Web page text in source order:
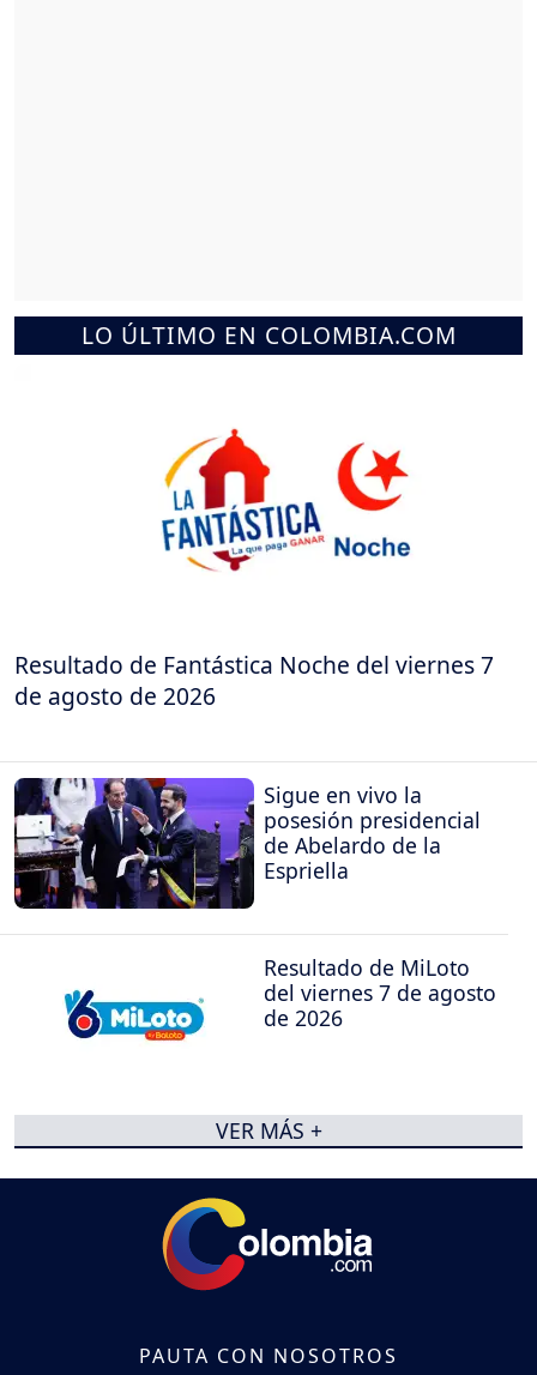
LO ÚLTIMO EN COLOMBIA.COM
Resultado de Fantástica Noche del viernes 7
de agosto de 2026
Sigue en vivo la
posesión presidencial
de Abelardo de la
Espriella
Resultado de MiLoto
del viernes 7 de agosto
de 2026
VER MÁS +
PAUTA CON NOSOTROS